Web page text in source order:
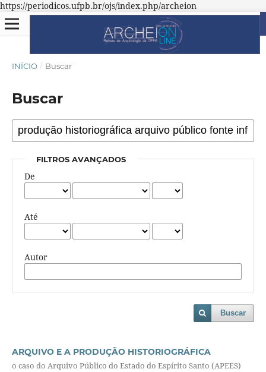
https://periodicos.ufpb.br/ojs/index.php/archeion
INÍCIO / Buscar
Buscar
FILTROS AVANÇADOS
De
Até
Autor
Buscar
ARQUIVO E A PRODUÇÃO HISTORIOGRÁFICA
o caso do Arquivo Público do Estado do Espírito Santo (APEES)